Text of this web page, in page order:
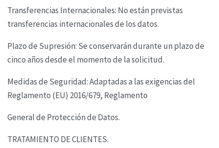
Transferencias Internacionales: No están previstas
transferencias internacionales de los datos.
Plazo de Supresión: Se conservarán durante un plazo de
cinco años desde el momento de lasolicitud.
Medidas de Seguridad: Adaptadas a las exigencias del
Reglamento (EU) 2016/679, Reglamento
General de Protección de Datos.
TRATAMIENTO DE CLIENTES.